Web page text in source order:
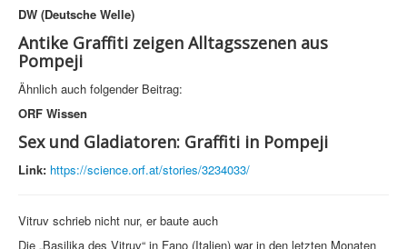
DW (Deutsche Welle)
Antike Graffiti zeigen Alltagsszenen aus
Pompeji
Ähnlich auch folgender Beitrag:
ORF Wissen
Sex und Gladiatoren: Graffiti in Pompeji
Link: https://science.orf.at/stories/3234033/
Vitruv schrieb nicht nur, er baute auch
Die „Basilika des Vitruv“ in Fano (Italien) war in den letzten Monaten